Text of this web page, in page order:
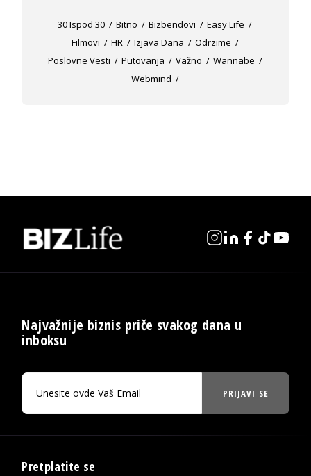
30 Ispod 30 Bitno Bizbendovi
Easy Life
Filmovi
HR Izjava Dana
Odrzime
Poslovne Vesti
Putovanja Važno
Wannabe
Webmind
Najvažnije biznis priče svakog dana u
inboksu
PRIJAVI SE
Pretplatite se